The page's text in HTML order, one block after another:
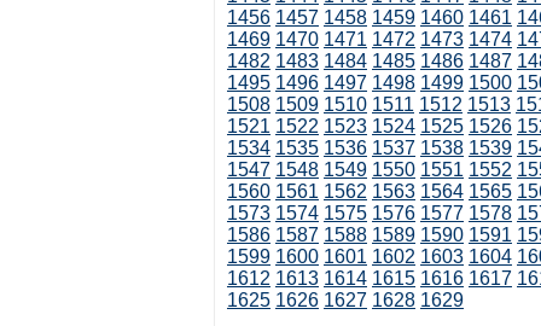
1456 1457 1458 1459 1460 1461
1469 1470 1471 1472 1473 1474
1482 1483 1484 1485 1486 1487
1495 1496 1497 1498 1499 1500
1508 1509 1510 1511 1512 1513
1521 1522 1523 1524 1525 1526
1534 1535 1536 1537 1538 1539
1547 1548 1549 1550 1551 1552
1560 1561 1562 1563 1564 1565
1573 1574 1575 1576 1577 1578
1586 1587 1588 1589 1590 1591
1599 1600 1601 1602 1603 1604
1612 1613 1614 1615 1616 1617
1625 1626 1627 1628 1629